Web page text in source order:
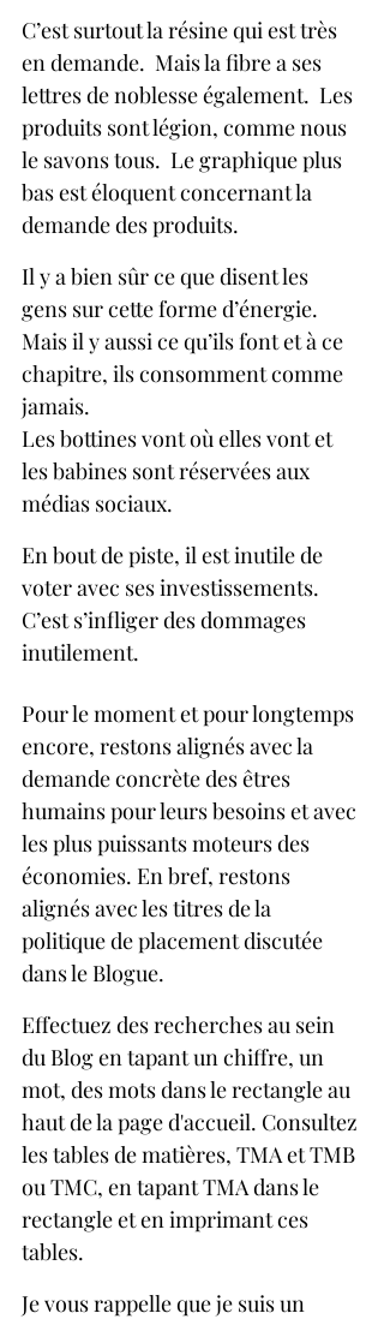
C’est surtout la résine qui est très
en demande.  Mais la fibre a ses
lettres de noblesse également.  Les
produits sont légion, comme nous
le savons tous.  Le graphique plus
bas est éloquent concernant la
demande des produits.
Il y a bien sûr ce que disent les
gens sur cette forme d’énergie.
Mais il y aussi ce qu’ils font et à ce
chapitre, ils consomment comme
jamais.
Les bottines vont où elles vont et
les babines sont réservées aux
médias sociaux.
En bout de piste, il est inutile de
voter avec ses investissements.
C’est s’infliger des dommages
inutilement.
Pour le moment et pour longtemps
encore, restons alignés avec la
demande concrète des êtres
humains pour leurs besoins et avec
les plus puissants moteurs des
économies. En bref, restons
alignés avec les titres de la
politique de placement discutée
dans le Blogue.
Effectuez des recherches au sein
du Blog en tapant un chiffre, un
mot, des mots dans le rectangle au
haut de la page d'accueil. Consultez
les tables de matières, TMA et TMB
ou TMC, en tapant TMA dans le
rectangle et en imprimant ces
tables.
Je vous rappelle que je suis un